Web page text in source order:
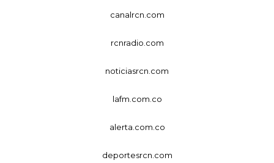
canalrcn.com
rcnradio.com
noticiasrcn.com
lafm.com.co
alerta.com.co
deportesrcn.com